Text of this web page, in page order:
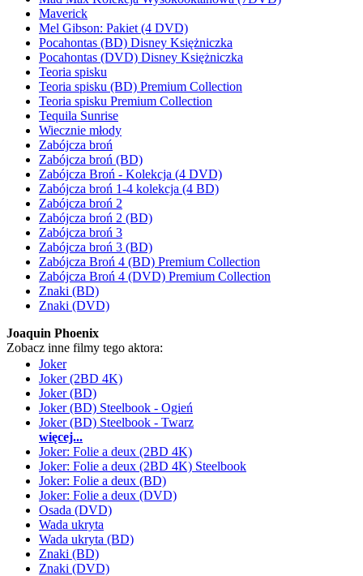
Maverick
Mel Gibson: Pakiet (4 DVD)
Pocahontas (BD) Disney Księżniczka
Pocahontas (DVD) Disney Księżniczka
Teoria spisku
Teoria spisku (BD) Premium Collection
Teoria spisku Premium Collection
Tequila Sunrise
Wiecznie młody
Zabójcza broń
Zabójcza broń (BD)
Zabójcza Broń - Kolekcja (4 DVD)
Zabójcza broń 1-4 kolekcja (4 BD)
Zabójcza broń 2
Zabójcza broń 2 (BD)
Zabójcza broń 3
Zabójcza broń 3 (BD)
Zabójcza Broń 4 (BD) Premium Collection
Zabójcza Broń 4 (DVD) Premium Collection
Znaki (BD)
Znaki (DVD)
Joaquin Phoenix
Zobacz inne filmy tego aktora:
Joker
Joker (2BD 4K)
Joker (BD)
Joker (BD) Steelbook - Ogień
Joker (BD) Steelbook - Twarz
więcej...
Joker: Folie a deux (2BD 4K)
Joker: Folie a deux (2BD 4K) Steelbook
Joker: Folie a deux (BD)
Joker: Folie a deux (DVD)
Osada (DVD)
Wada ukryta
Wada ukryta (BD)
Znaki (BD)
Znaki (DVD)